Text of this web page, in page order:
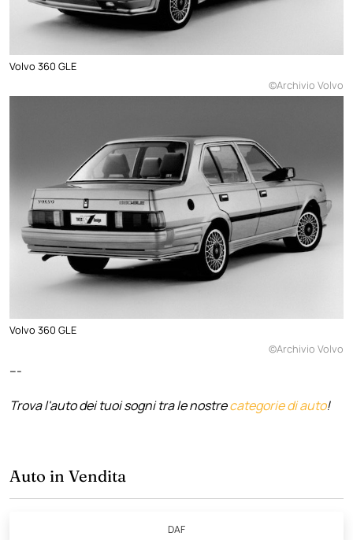
Volvo 360 GLE
©Archivio Volvo
Volvo 360 GLE
©Archivio Volvo
---
Trova l'auto dei tuoi sogni tra le nostrecategorie di auto!
Auto in Vendita
DAF